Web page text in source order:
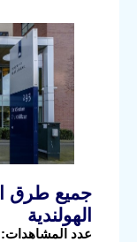
جميع طرق
الهولندية
عدد المشاهدات: